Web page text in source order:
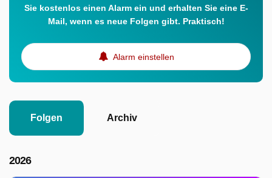
Sie kostenlos einen Alarm ein und erhalten Sie eine E-
Mail, wenn es neue Folgen gibt. Praktisch!
Alarm einstellen
Folgen Archiv
2026